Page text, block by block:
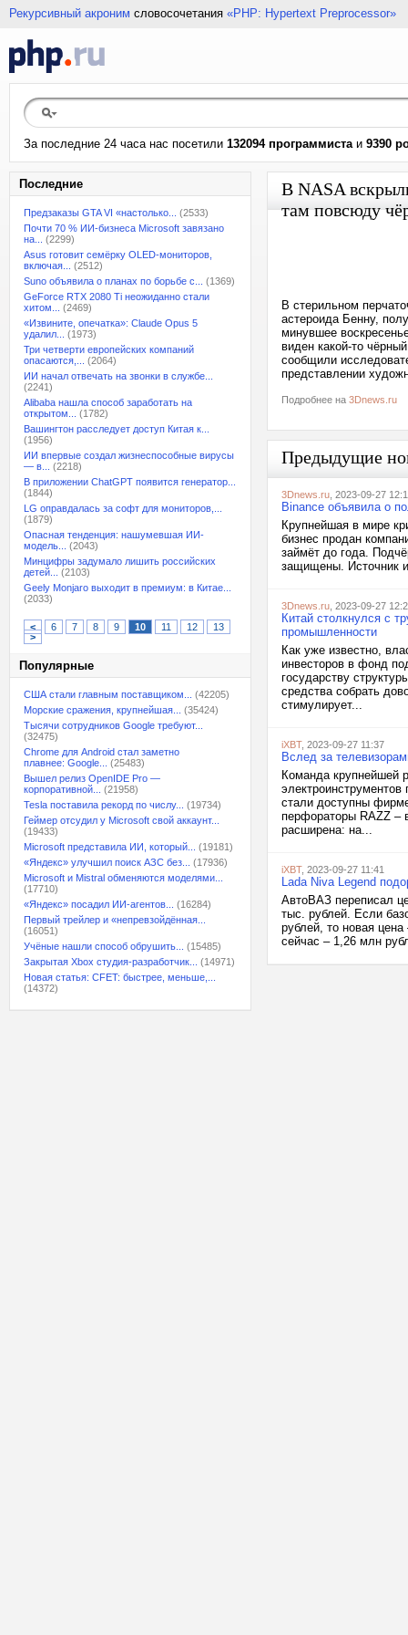
Рекурсивный акроним словосочетания «PHP: Hypertext Preprocessor»
За последние 24 часа нас посетили 132094 программистаи 9390
Последние
Предзаказы GTA VI «настолько...
(2533)
Почти 70 % ИИ-бизнеса Microsoft завязано
на...
(2299)
Asus готовит семёрку OLED-мониторов,
включая...
(2512)
Suno объявила о планах по борьбе с...
(1369)
GeForce RTX 2080 Ti неожиданно стали
хитом...
(2469)
«Извините, опечатка»: Claude Opus 5
удалил...
(1973)
Три четверти европейских компаний
опасаются,...
(2064)
ИИ начал отвечать на звонки в службе...
(2241)
Alibaba нашла способ заработать на
открытом...
(1782)
Вашингтон расследует доступ Китая к...
(1956)
ИИ впервые создал жизнеспособные вирусы
— в...
(2218)
В приложении ChatGPT появится генератор...
(1844)
LG оправдалась за софт для мониторов,...
(1879)
Опасная тенденция: нашумевшая ИИ-
модель...
(2043)
Минцифры задумало лишить российских
детей...
(2103)
Geely Monjaro выходит в премиум: в Китае...
(2033)
< 6 7 8 9 10 11 12
13
>
Популярные
США стали главным поставщиком...
(42205)
Морские сражения, крупнейшая...
(35424)
Тысячи сотрудников Google требуют...
(32475)
Chrome для Android стал заметно
плавнее: Google...
(25483)
Вышел релиз OpenIDE Pro —
корпоративной...
(21958)
Tesla поставила рекорд по числу...
(19734)
Геймер отсудил у Microsoft свой аккаунт...
(19433)
Microsoft представила ИИ, который...
(19181)
«Яндекс» улучшил поиск АЗС без...
(17936)
Microsoft и Mistral обменяются моделями...
(17710)
«Яндекс» посадил ИИ-агентов...
(16284)
Первый трейлер и «непревзойдённая...
(16051)
Учёные нашли способ обрушить...
(15485)
Закрытая Xbox студия-разработчик...
(14971)
Новая статья: CFET: быстрее, меньше,...
(14372)
В NASA
там повсюду
В стерильном
астероида Бенну,
минувшее
виден какой-то
сообщили
представлении
Подробнее на 3Dnews.ru
Предыдущие
3Dnews.ru , 2023-09-27
Binance объявила о
Крупнейшая в мире
бизнес продан
займёт до года.
защищены. Источник
3Dnews.ru , 2023-09-27
Китай столкнулся с
промышленности
Как уже известно,
инвесторов в фонд
государству
средства собрать
стимулирует...
iXBT, 2023-09-27 11:37
Вслед за
Команда крупнейшей
стали доступны
перфораторы RAZZ –
расширена: на...
iXBT, 2023-09-27 11:41
Lada Niva Legend
АвтоВАЗ переписал
тыс. рублей. Если
рублей, то новая
сейчас – 1,26 млн